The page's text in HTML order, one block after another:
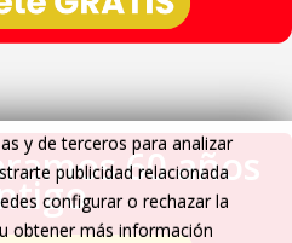
60 años
y de terceros para analizar
publicidad relacionada
configurar o rechazar la
obtener más información